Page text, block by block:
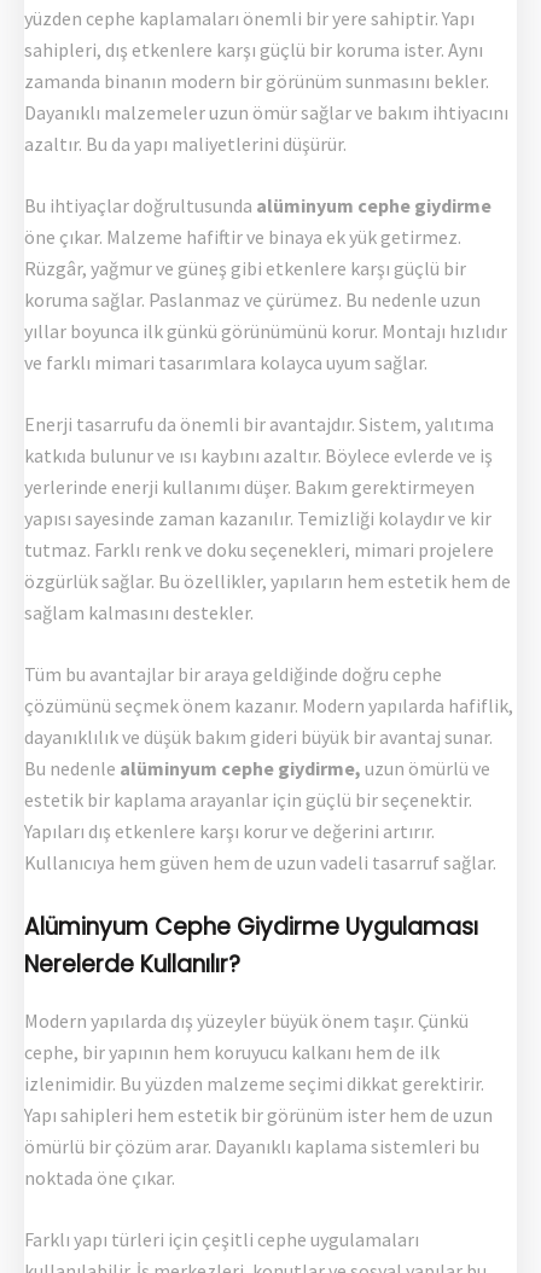
yüzden cephe kaplamaları önemli bir yere sahiptir. Yapı
sahipleri, dış etkenlere karşı güçlü bir koruma ister. Aynı
zamanda binanın modern bir görünüm sunmasını bekler.
Dayanıklı malzemeler uzun ömür sağlar ve bakım ihtiyacını
azaltır. Bu da yapı maliyetlerini düşürür.
Bu ihtiyaçlar doğrultusunda alüminyum cephe giydirme
öne çıkar. Malzeme hafiftir ve binaya ek yük getirmez.
Rüzgâr, yağmur ve güneş gibi etkenlere karşı güçlü bir
koruma sağlar. Paslanmaz ve çürümez. Bu nedenle uzun
yıllar boyunca ilk günkü görünümünü korur. Montajı hızlıdır
ve farklı mimari tasarımlara kolayca uyum sağlar.
Enerji tasarrufu da önemli bir avantajdır. Sistem, yalıtıma
katkıda bulunur ve ısı kaybını azaltır. Böylece evlerde ve iş
yerlerinde enerji kullanımı düşer. Bakım gerektirmeyen
yapısı sayesinde zaman kazanılır. Temizliği kolaydır ve kir
tutmaz. Farklı renk ve doku seçenekleri, mimari projelere
özgürlük sağlar. Bu özellikler, yapıların hem estetik hem de
sağlam kalmasını destekler.
Tüm bu avantajlar bir araya geldiğinde doğru cephe
çözümünü seçmek önem kazanır. Modern yapılarda hafiflik,
dayanıklılık ve düşük bakım gideri büyük bir avantaj sunar.
Bu nedenle alüminyum cephe giydirme, uzun ömürlü ve
estetik bir kaplama arayanlar için güçlü bir seçenektir.
Yapıları dış etkenlere karşı korur ve değerini artırır.
Kullanıcıya hem güven hem de uzun vadeli tasarruf sağlar.
Alüminyum Cephe Giydirme Uygulaması
Nerelerde Kullanılır?
Modern yapılarda dış yüzeyler büyük önem taşır. Çünkü
cephe, bir yapının hem koruyucu kalkanı hem de ilk
izlenimidir. Bu yüzden malzeme seçimi dikkat gerektirir.
Yapı sahipleri hem estetik bir görünüm ister hem de uzun
ömürlü bir çözüm arar. Dayanıklı kaplama sistemleri bu
noktada öne çıkar.
Farklı yapı türleri için çeşitli cephe uygulamaları